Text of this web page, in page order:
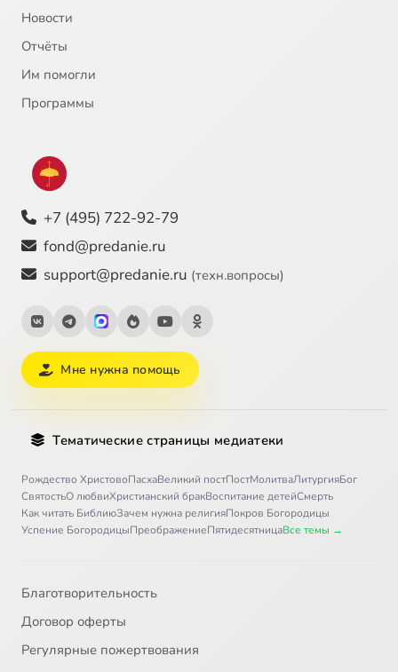
Новости
Отчёты
Им помогли
Программы
+7 (495) 722-92-79
fond@predanie.ru
support@predanie.ru (техн.вопросы)
Мне нужна помощь
Тематические страницы медиатеки
Рождество ХристовоПасхаВеликий постПостМолитваЛитургияБог
СвятостьО любвиХристианский бракВоспитание детейСмерть
Как читать БиблиюЗачем нужна религияПокров Богородицы
Успение БогородицыПреображениеПятидесятницаВсе темы →
Благотворительность
Договор оферты
Регулярные пожертвования